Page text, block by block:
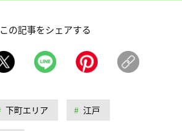
この記事をシェアする
下町エリア 江戸